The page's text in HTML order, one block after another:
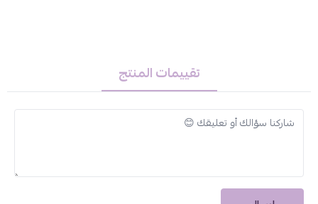
1️⃣ نظفي العدسات جيدًا بمحلول العدسات الخاص قبل وبعد كل
لماذا تختارين عدسات أمارا الشهرية؟
🔸 إطلالة جذابة بألوان طبيعية.
تقييمات المنتج